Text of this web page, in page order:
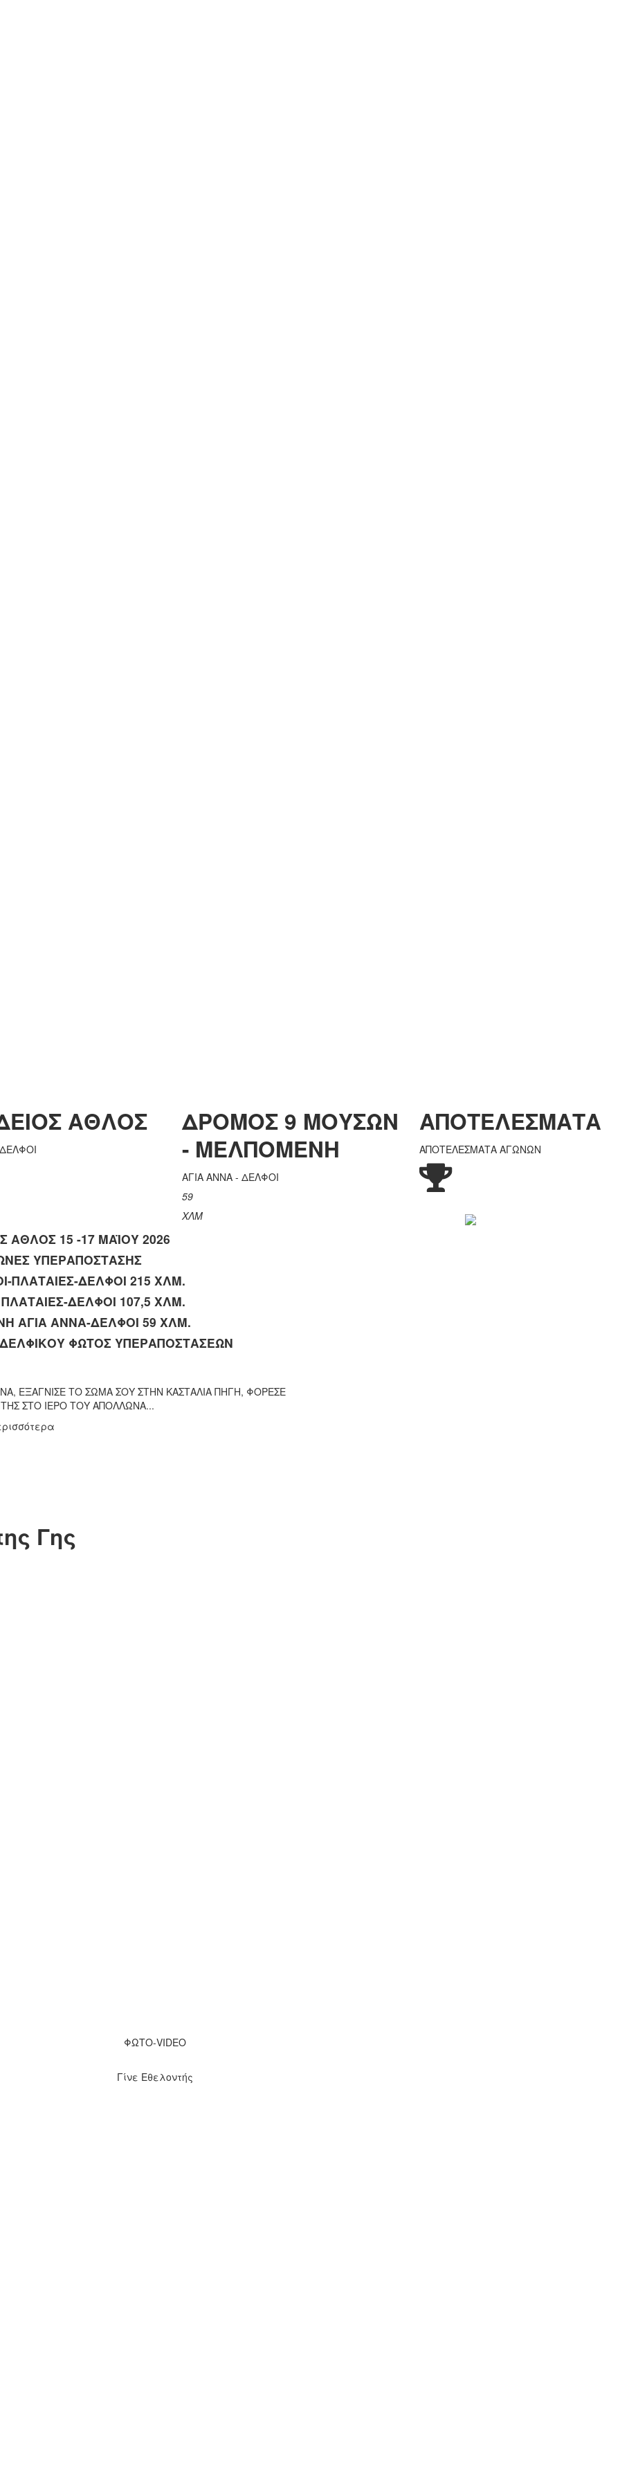
ΑΘΛΟΣ
ΔΡΟΜΟΣ 9 ΜΟΥΣΩΝ
- ΜΕΛΠΟΜΕΝΗ
ΑΓΙΑ ΑΝΝΑ - ΔΕΛΦΟΙ
59
ΧΛΜ
ΑΠΟΤΕΛΕΣΜΑΤΑ
ΑΠΟΤΕΛΕΣΜΑΤΑ ΑΓΩΝΩΝ
ΑΘΛΟΣ 15 -17 ΜΑΪΟΥ 2026
ΥΠΕΡΑΠΟΣΤΑΣΗΣ
ΠΛΑΤΑΙΕΣ-ΔΕΛΦΟΙ 215 ΧΛΜ.
ΔΕΛΦΟΙ 107,5 ΧΛΜ.
ΑΓΙΑ ΑΝΝΑ-ΔΕΛΦΟΙ 59 ΧΛΜ.
ΦΩΤΟΣ ΥΠΕΡΑΠΟΣΤΑΣΕΩΝ
ΕΞΑΓΝΙΣΕ ΤΟ ΣΩΜΑ ΣΟΥ ΣΤΗΝ ΚΑΣΤΑΛΙΑ ΠΗΓΗ, ΦΟΡΕΣΕ
ΣΤΟ ΙΕΡΟ ΤΟΥ ΑΠΟΛΛΩΝΑ...
Γης
ΦΩΤΟ-VIDEO
Γίνε Εθελοντής